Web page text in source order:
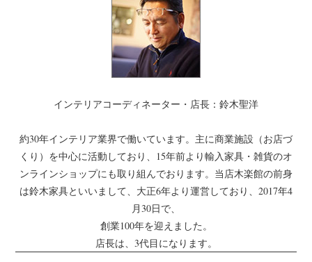
インテリアコーディネーター・店長：鈴木聖洋
約30年インテリア業界で働いています。主に商業施設（お店づ
くり）を中心に活動しており、15年前より輸入家具・雑貨のオ
ンラインショップにも取り組んでおります。当店木楽館の前身
は鈴木家具といいまして、大正6年より運営しており、2017年4
月30日で、
創業100年を迎えました。
店長は、3代目になります。